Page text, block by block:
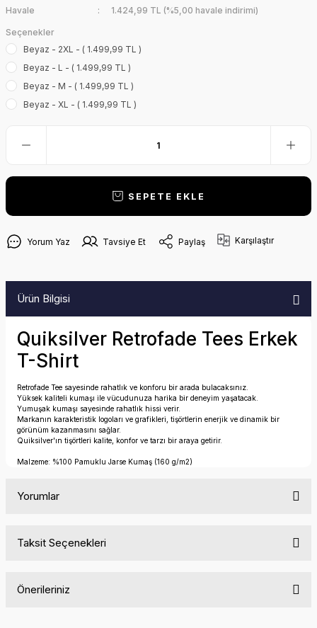
Havale
1.424,99 TL (%5,00 havale indirimi)
Seçenekler
Beyaz - 2XL - ( 1.499,99 TL )
Beyaz - L - ( 1.499,99 TL )
Beyaz - M - ( 1.499,99 TL )
Beyaz - XL - ( 1.499,99 TL )
SEPETE EKLE
Yorum Yaz Tavsiye Et Paylaş Karşılaştır
Ürün Bilgisi
Quiksilver Retrofade Tees Erkek
T-Shirt
Retrofade Tee sayesinde rahatlık ve konforu bir arada bulacaksınız.
Yüksek kaliteli kumaşı ile vücudunuza harika bir deneyim yaşatacak.
Yumuşak kumaşı sayesinde rahatlık hissi verir.
Markanın karakteristik logoları ve grafikleri, tişörtlerin enerjik ve dinamik bir
görünüm kazanmasını sağlar.
Quiksilver'ın tişörtleri kalite, konfor ve tarzı bir araya getirir.
Malzeme: %100 Pamuklu Jarse Kumaş (160 g/m2)
Yorumlar
Taksit Seçenekleri
Önerileriniz